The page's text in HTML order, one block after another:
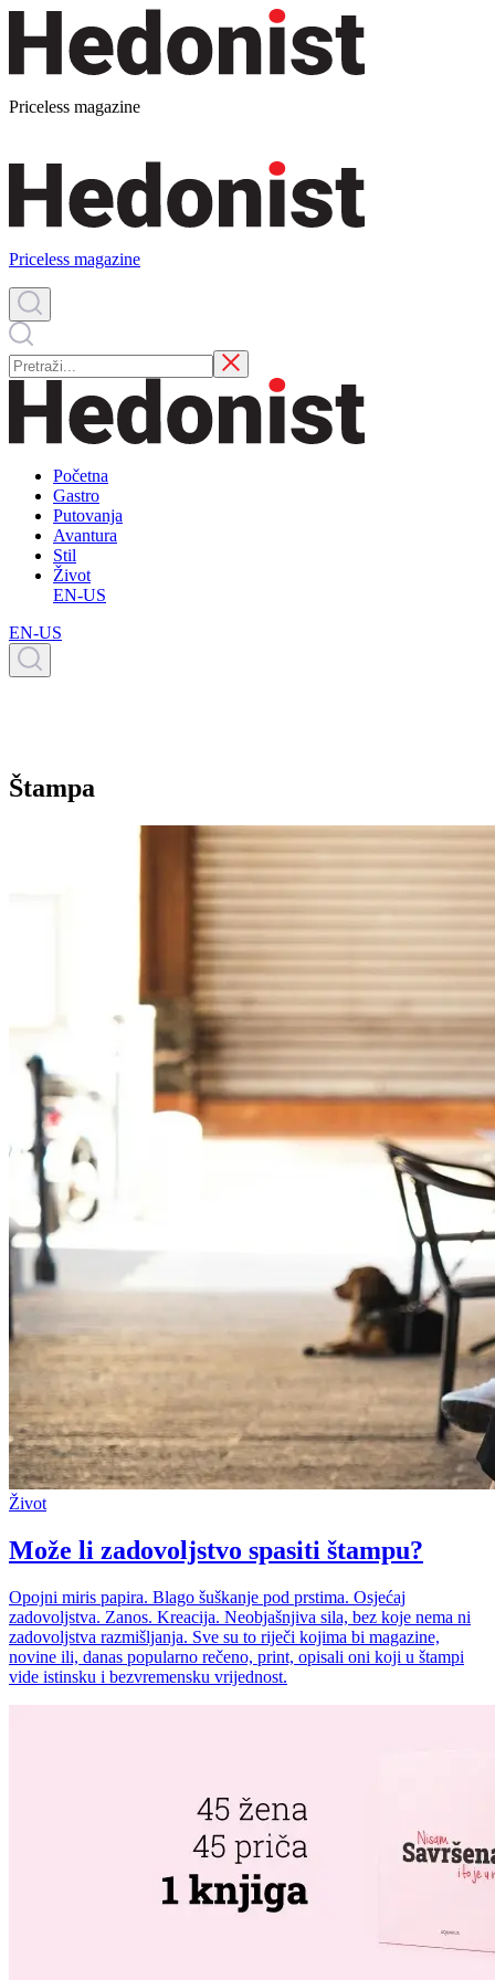
Priceless magazine
Priceless magazine
Početna
Gastro
Putovanja
Avantura
Stil
Život
EN-US
EN-US
Štampa
Život
Može li zadovoljstvo spasiti štampu?
Opojni miris papira. Blago šuškanje pod prstima. Osjećaj
zadovoljstva. Zanos. Kreacija. Neobjašnjiva sila, bez koje nema ni
zadovoljstva razmišljanja. Sve su to riječi kojima bi magazine,
novine ili, danas popularno rečeno, print, opisali oni koji u štampi
vide istinsku i bezvremensku vrijednost.